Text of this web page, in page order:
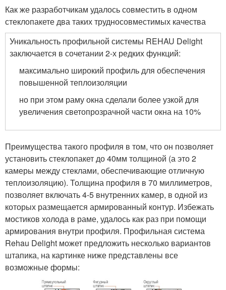
Как же разработчикам удалось совместить в одном
стеклопакете два таких трудносовместимых качества
Уникальность профильной системы REHAU Delight
заключается в сочетании 2-х редких функций:
максимально широкий профиль для обеспечения
повышенной теплоизоляции
но при этом раму окна сделали более узкой для
увеличения светопрозрачной части окна на 10%
Преимущества такого профиля в том, что он позволяет
установить стеклопакет до 40мм толщиной (а это 2
камеры между стеклами, обеспечивающие отличную
теплоизоляцию). Толщина профиля в 70 миллиметров,
позволяет включать 4-5 внутренних камер, в одной из
которых размещается армированный контур. Избежать
мостиков холода в раме, удалось как раз при помощи
армирования внутри профиля. Профильная система
Rehau Delight может предложить несколько вариантов
штапика, на картинке ниже представлены все
возможные формы: